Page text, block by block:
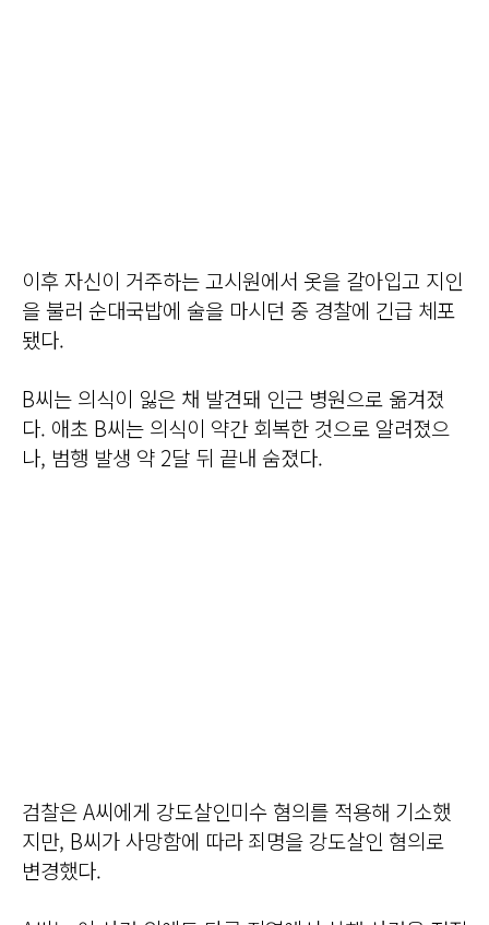
이후 자신이 거주하는 고시원에서 옷을 갈아입고 지인
을 불러 순대국밥에 술을 마시던 중 경찰에 긴급 체포
됐다.
B씨는 의식이 잃은 채 발견돼 인근 병원으로 옮겨졌
다. 애초 B씨는 의식이 약간 회복한 것으로 알려졌으
나, 범행 발생 약 2달 뒤 끝내 숨졌다.
검찰은 A씨에게 강도살인미수 혐의를 적용해 기소했
지만, B씨가 사망함에 따라 죄명을 강도살인 혐의로
변경했다.